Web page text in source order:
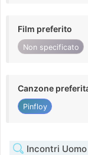
Film preferito
Non specificato
Canzone
Pinfloy
Incontri